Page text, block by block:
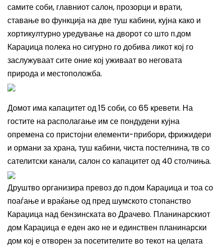
самите соби, главниот салон, прозорци и врати,
ставање во функција на две туш кабини, кујна како и
хортикултурно уредување на дворот со што п.дом
Караџица полека но сигурно го добива ликот кој го
заслужуваат сите оние кој уживаат во неговата
природа и местоположба.
Домот има капацитет од 15 соби, со 65 кревети. На
гостите на располагање им се пондудени кујна
опремена со пристојни елементи-прибори, фрижидери
и ормани за храна, туш кабини, чиста постелнина, тв со
сателитски канали, салон со капацитет од 40 столчиња.
Друштво организира превоз до п.дом Караџица и тоа со
поаѓање и враќање од пред шумското стопанство
Караџица над бензинската во Драчево. Планинарскиот
дом Караџица е еден ако не и единствен планинарски
дом кој е отворен за посетителите во текот на целата